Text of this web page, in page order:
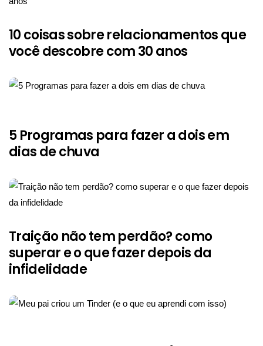
10 coisas sobre relacionamentos que
você descobre com 30 anos
5 Programas para fazer a dois em
dias de chuva
Traição não tem perdão? como
superar e o que fazer depois da
infidelidade